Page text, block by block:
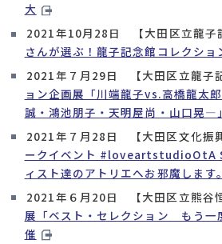
大
2021年10月28日 【大田区立龍子
さんが選ぶ！龍子記念館コレクショ
2021年７月29日 【大田区立龍子記
ョン企画展「川端龍子vs.高橋龍太
誠・鴻池朋子・天明屋尚・山口晃―」
2021年７月28日 【大田区文化振興
ークイベント #loveartstudioOtA
ィスト達のアトリエへお邪魔します。
2021年６月20日 【大田区立熊谷恒
展「ベスト・セレクション もう一
催